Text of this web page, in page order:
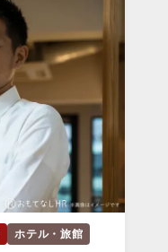
ホテル・旅館